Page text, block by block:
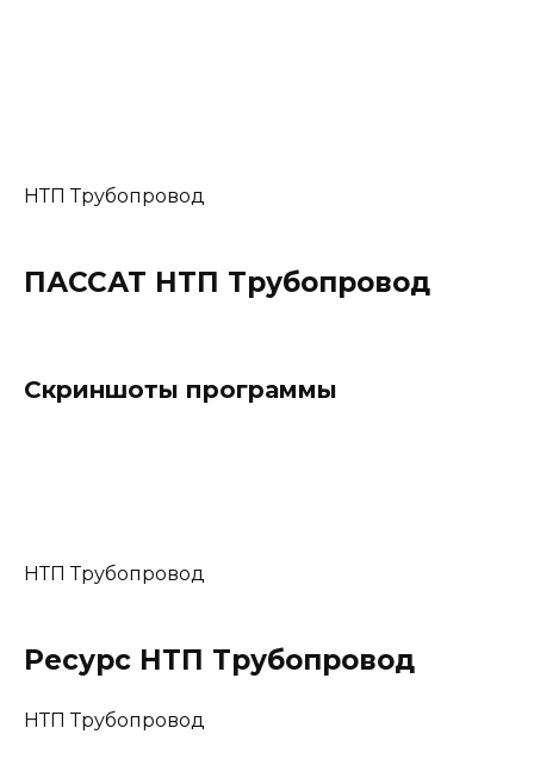
НТП Трубопровод
ПАССАТ НТП Трубопровод
Скриншоты программы
НТП Трубопровод
Ресурс НТП Трубопровод
НТП Трубопровод